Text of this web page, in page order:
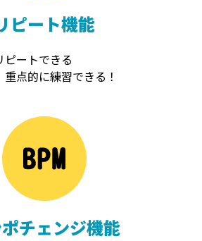
ピート機能
ートできる
点的に練習できる！
チェンジ機能